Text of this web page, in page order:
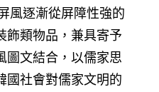
風逐漸從屏障性強的
飾類物品，兼具寄予
圖文結合，以儒家思
國社會對儒家文明的